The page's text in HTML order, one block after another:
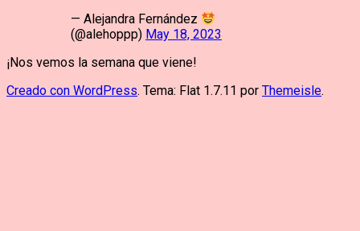
— Alejandra Fernández
(@alehoppp) May 18, 2023
¡Nos vemos la semana que viene!
Creado con WordPress. Tema: Flat 1.7.11 por Themeisle.